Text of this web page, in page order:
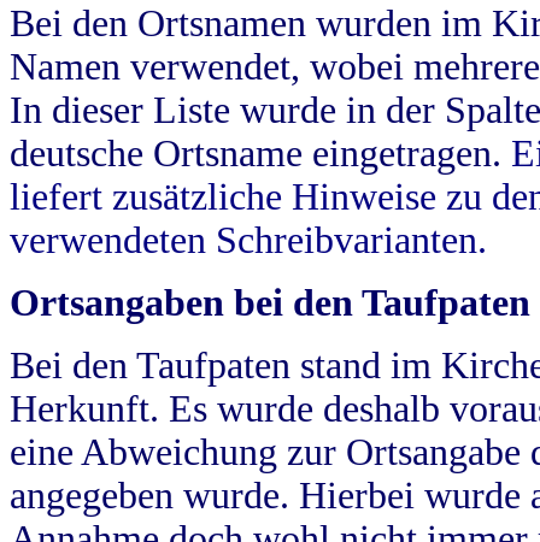
Bei den Ortsnamen wurden im
Namen verwendet, wobei
In dieser Liste wurde in der
deutsche Ortsname eingetragen.
liefert zusätzliche Hinweise zu
verwendeten Schreibvarianten.
Ortsangaben bei den Taufpaten
Bei den Taufpaten stand im
Herkunft. Es wurde deshalb
eine Abweichung zur
angegeben wurde. Hierbei wurde